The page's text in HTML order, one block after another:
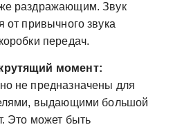
раздражающим. Звук
от привычного звука
передач.
момент:
не предназначены для
выдающими большой
Это может быть